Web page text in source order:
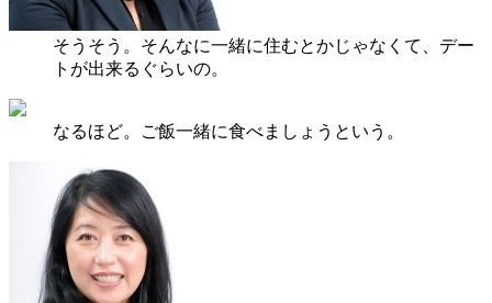
そうそう。そんなに一緒に住むとかじゃなくて、デー
トが出来るぐらいの。
なるほど。ご飯一緒に食べましょうという。